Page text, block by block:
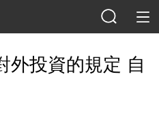
外投資的規定 自